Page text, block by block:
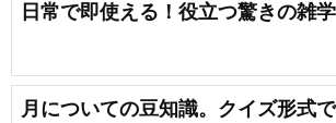
日常で即使える！役立つ驚きの雑
月についての豆知識。クイズ形式